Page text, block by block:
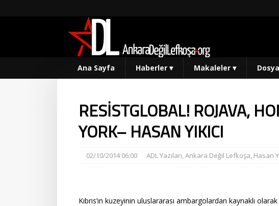
Ana Sayfa Haberler ▾ Makaleler ▾ Dosya
RESİSTGLOBAL! ROJAVA,
YORK– HASAN YIKICI
02/10/2014 06:00 ADL Yazıları,Ankara Değil Lefkoşa, Hasan
Kıbrıs’ın kuzeyinin uluslararası ambargolardan kaynaklı